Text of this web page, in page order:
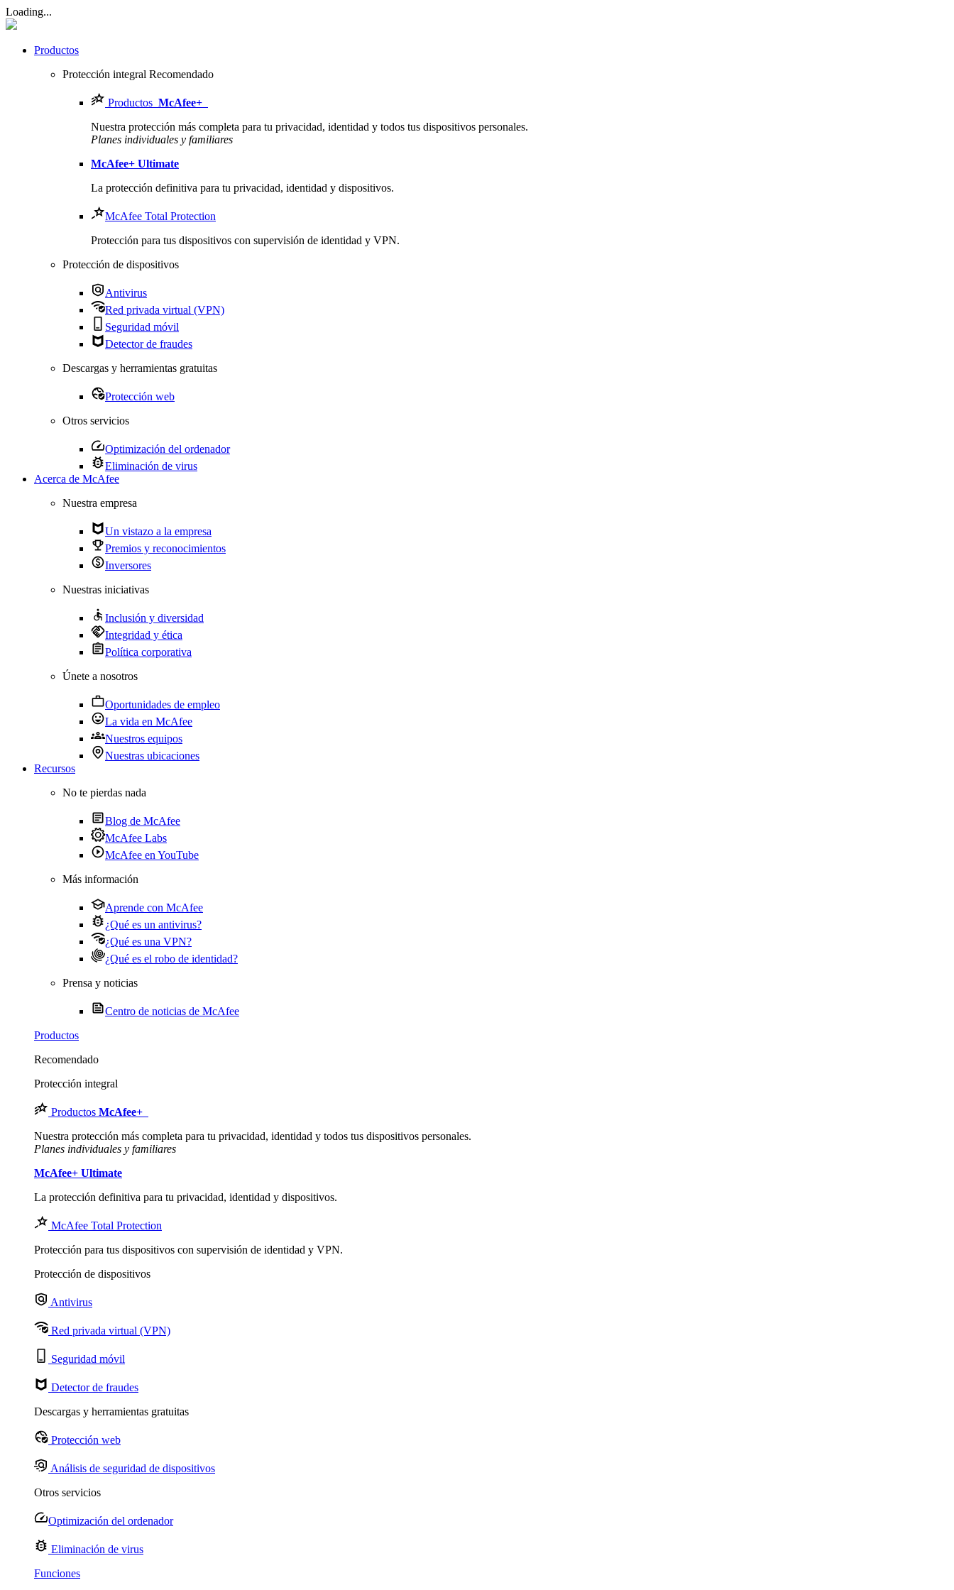
Loading...
Productos
Protección integral Recomendado
Productos McAfee+
Nuestra protección más completa para tu privacidad, identidad y todos tus dispositivos personales.​
Planes individuales y familiares
McAfee+ Ultimate
La protección definitiva para tu privacidad, identidad y dispositivos.
McAfee Total Protection
Protección para tus dispositivos con supervisión de identidad y VPN.
Protección de dispositivos
Antivirus
Red privada virtual (VPN)
Seguridad móvil
Detector de fraudes
Descargas y herramientas gratuitas
Protección web
Otros servicios
Optimización del ordenador
Eliminación de virus
Acerca de McAfee
Nuestra empresa
Un vistazo a la empresa
Premios y reconocimientos
Inversores
Nuestras iniciativas
Inclusión y diversidad
Integridad y ética
Política corporativa
Únete a nosotros
Oportunidades de empleo
La vida en McAfee
Nuestros equipos
Nuestras ubicaciones
Recursos
No te pierdas nada
Blog de McAfee
McAfee Labs
McAfee en YouTube
Más información
Aprende con McAfee
¿Qué es un antivirus?
¿Qué es una VPN?
¿Qué es el robo de identidad?
Prensa y noticias
Centro de noticias de McAfee
Productos
Recomendado
Protección integral
Productos McAfee+
Nuestra protección más completa para tu privacidad, identidad y todos tus dispositivos personales.​
Planes individuales y familiares
McAfee+ Ultimate
La protección definitiva para tu privacidad, identidad y dispositivos.
McAfee Total Protection
Protección para tus dispositivos con supervisión de identidad y VPN.
Protección de dispositivos
Antivirus
Red privada virtual (VPN)
Seguridad móvil
Detector de fraudes
Descargas y herramientas gratuitas
Protección web
Análisis de seguridad de dispositivos
Otros servicios
Optimización del ordenador
Eliminación de virus
Funciones